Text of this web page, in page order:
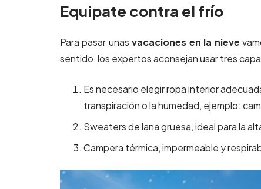
Equipate contra el frío
Para pasar unasvacaciones en la nieve
sentido, los expertos aconsejan usar tres
Es necesario elegir ropa interior
transpiración o la humedad, ejemplo:
Sweatersde lana gruesa, ideal para la
Campera térmica, impermeable y